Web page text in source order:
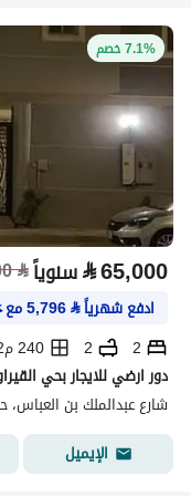
7.1% خصم
⃁65,000 سنوياً⃁
ادفع شهرياً⃁
5,796مع
2
2
240 م2
دور ارضي للايجار بحي
شارع عبدالملك بن
الإيميل